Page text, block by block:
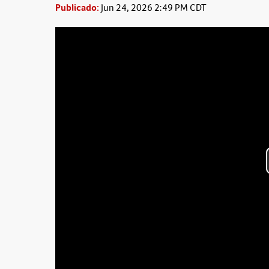
Publicado: Jun 24, 2026 2:49 PM CDT